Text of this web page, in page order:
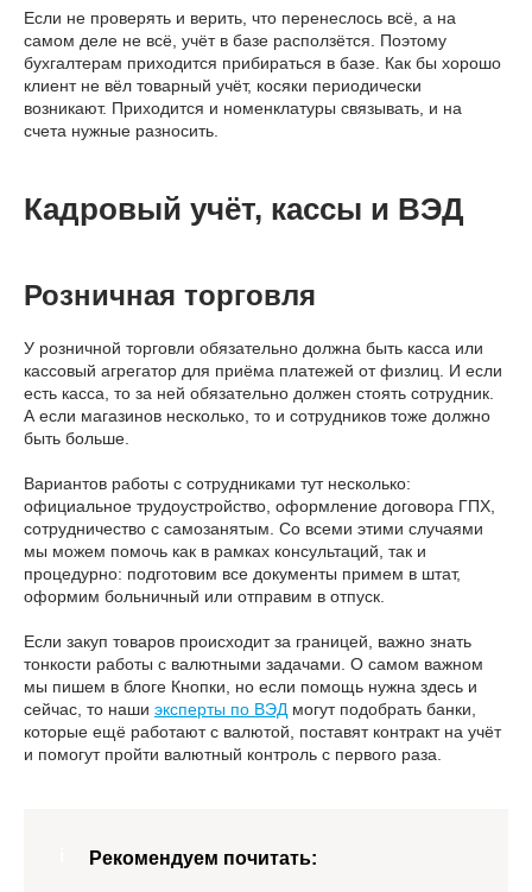
Если не проверять и верить, что перенеслось всё, а на
самом деле не всё, учёт в базе расползётся. Поэтому
бухгалтерам приходится прибираться в базе. Как бы хорошо
клиент не вёл товарный учёт, косяки периодически
возникают. Приходится и номенклатуры связывать, и на
счета нужные разносить.
Кадровый учёт, кассы и ВЭД
Розничная торговля
У розничной торговли обязательно должна быть касса или
кассовый агрегатор для приёма платежей от физлиц. И если
есть касса, то за ней обязательно должен стоять сотрудник.
А если магазинов несколько, то и сотрудников тоже должно
быть больше.
Вариантов работы с сотрудниками тут несколько:
официальное трудоустройство, оформление договора ГПХ,
сотрудничество с самозанятым. Со всеми этими случаями
мы можем помочь как в рамках консультаций, так и
процедурно: подготовим все документы примем в штат,
оформим больничный или отправим в отпуск.
Если закуп товаров происходит за границей, важно знать
тонкости работы с валютными задачами. О самом важном
мы пишем в блоге Кнопки, но если помощь нужна здесь и
сейчас, то наши эксперты по ВЭД могут подобрать банки,
которые ещё работают с валютой, поставят контракт на учёт
и помогут пройти валютный контроль с первого раза.
Рекомендуем почитать: